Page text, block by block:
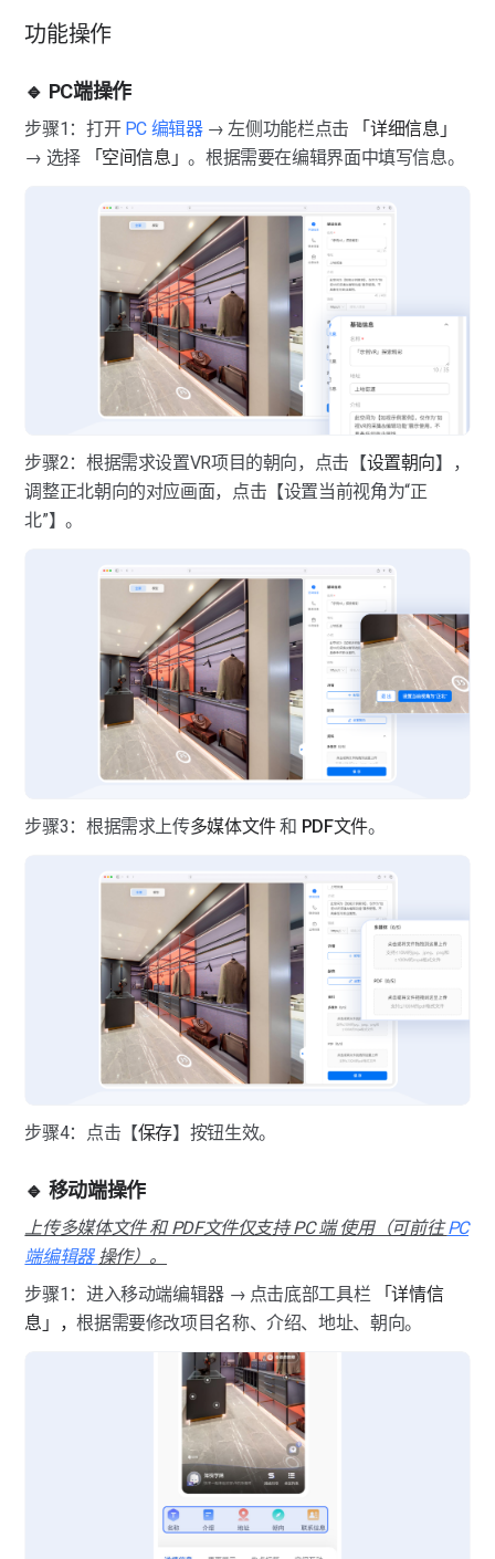
功能操作
🔹 PC端操作
步骤1：打开 PC 编辑器 → 左侧功能栏点击
「详细信息」
→ 选择
「空间信息」。根据需要在编辑界面中填写信息。
步骤2：根据需求设置VR项目的朝向，点击【设置朝向】，
调整正北朝向的对应画面，点击【设置当前视角为“正
北”】。
步骤3：根据需求上传多媒体文件 和 PDF文件。
步骤4：点击【保存】按钮生效。
🔹 移动端操作
上传多媒体文件 和 PDF文件仅支持 PC 端 使用（可前往 PC
端编辑器 操作）。
步骤1：进入移动端编辑器 → 点击底部工具栏
「详情信
息」，根据需要修改项目名称、介绍、地址、朝向。